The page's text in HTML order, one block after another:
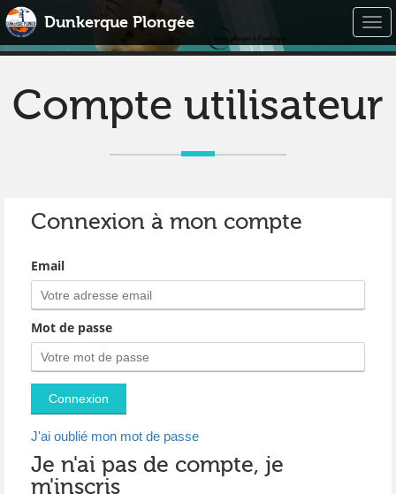
Dunkerque Plongée
Compte utilisateur
Connexion à mon compte
Email
Mot de passe
J'ai oublié mon mot de passe
Je n'ai pas de compte, je
m'inscris